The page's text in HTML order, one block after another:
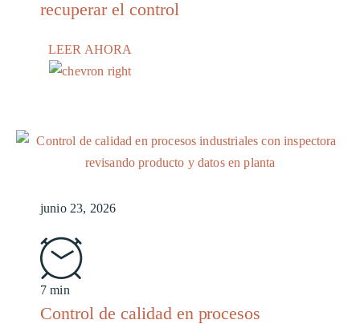
recuperar el control
LEER AHORA
junio 23, 2026
7 min
Control de calidad en procesos